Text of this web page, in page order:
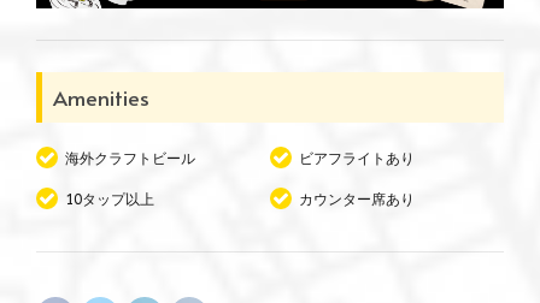
Amenities
海外クラフトビール ビアフライトあり
10タップ以上 カウンター席あり